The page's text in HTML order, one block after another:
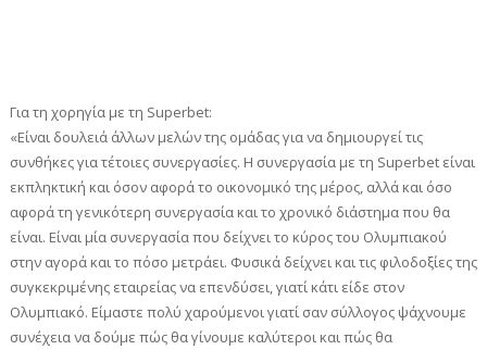
Για τη χορηγία με τη Superbet:
«Είναι δουλειά άλλων μελών της ομάδας για να δημιουργεί τις
συνθήκες για τέτοιες συνεργασίες. Η συνεργασία με τη Superbet είναι
εκπληκτική και όσον αφορά το οικονομικό της μέρος, αλλά και όσο
αφορά τη γενικότερη συνεργασία και το χρονικό διάστημα που θα
είναι. Είναι μία συνεργασία που δείχνει το κύρος του Ολυμπιακού
στην αγορά και το πόσο μετράει. Φυσικά δείχνει και τις φιλοδοξίες της
συγκεκριμένης εταιρείας να επενδύσει, γιατί κάτι είδε στον
Ολυμπιακό. Είμαστε πολύ χαρούμενοι γιατί σαν σύλλογος ψάχνουμε
συνέχεια να δούμε πώς θα γίνουμε καλύτεροι και πώς θα